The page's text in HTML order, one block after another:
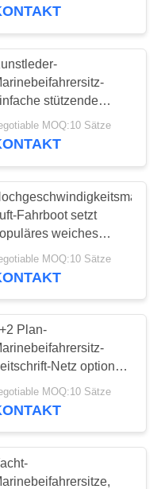
Seat
stützende
Armlehne
MOQ:10 Sätze
Fahrboot setzt
weiches
MOQ:10 Sätze
Plan-
Netz optional
Essenstablett
MOQ:10 Sätze